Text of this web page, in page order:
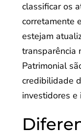
classificar os
corretamente
estejam
transparência
Patrimonial
credibilidade
investidores e